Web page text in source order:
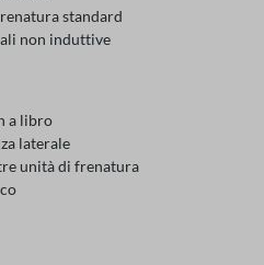
standard
non induttive
a libro
laterale
unità di frenatura